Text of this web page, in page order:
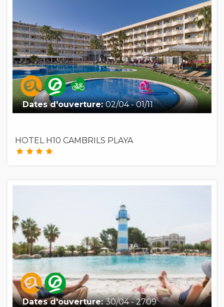
Dates d'ouverture:02/04 - 01/11
HOTEL H10 CAMBRILS PLAYA
Dates d'ouverture:30/04 - 2709